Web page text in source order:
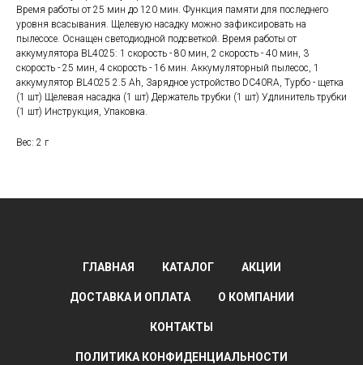
Время работы от 25 мин до 120 мин. Функция памяти для последнего
уровня всасывания. Щелевую насадку можно зафиксировать на
пылесосе. Оснащен светодиодной подсветкой. Время работы от
аккумулятора BL4025: 1 скорость - 80 мин, 2 скорость - 40 мин, 3
скорость - 25 мин, 4 скорость - 16 мин. Аккумуляторный пылесос, 1
аккумулятор BL4025 2.5 Ah, Зарядное устройство DC40RA, Турбо - щетка
(1 шт) Щелевая насадка (1 шт) Держатель трубки (1 шт) Удлинитель трубки
(1 шт) Инструкция, Упаковка.
Вес: 2 г
ГЛАВНАЯ КАТАЛОГ АКЦИИ
ДОСТАВКА И ОПЛАТА О КОМПАНИИ
КОНТАКТЫ
ПОЛИТИКА КОНФИДЕНЦИАЛЬНОСТИ